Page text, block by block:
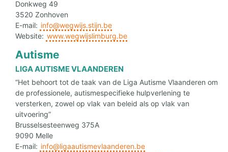
Donkweg 49
3520 Zonhoven
E-mail: info@wegwijs.stijn.be
Website: www.wegwijslimburg.be
Autisme
LIGA AUTISME VLAANDEREN
“Het behoort tot de taak van de Liga Autisme Vlaanderen om
de professionele, autismespecifieke hulpverlening te
versterken, zowel op vlak van beleid als op vlak van
uitvoering”
Brusselsesteenweg 375A
9090 Melle
E-mail: info@ligaautismevlaanderen.be